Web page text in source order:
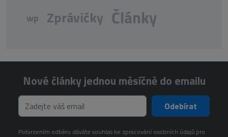
wp Zprávičky Články
Nové články jednou měsíčně do emailu
Odebírat
Potvrzením odběru dáváte souhlas ke zpracování osobních údajů pro